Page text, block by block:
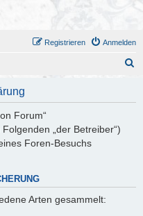
Anmelden
Registrieren
Forum“
„der Betreiber“)
Foren-Besuchs
Arten gesammelt: